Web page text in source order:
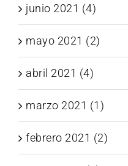
junio 2021 (4)
mayo 2021 (2)
abril 2021 (4)
marzo 2021 (1)
febrero 2021 (2)